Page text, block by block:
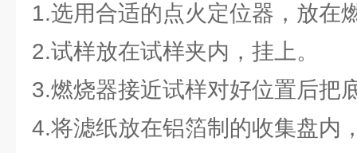
1.选用合适的点火定位器，放在
2.试样放在试样夹内，挂上。
3.燃烧器接近试样对好位置后把
4.将滤纸放在铝箔制的收集盘内